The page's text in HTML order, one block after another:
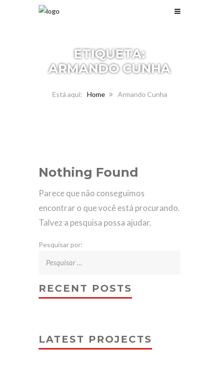
ETIQUETA:
ARMANDO CUNHA
Home Armando Cunha
Nothing Found
Parece que não conseguimos
encontrar o que você está procurando.
Talvez a pesquisa possa ajudar.
Pesquisar por:
RECENT POSTS
LATEST PROJECTS